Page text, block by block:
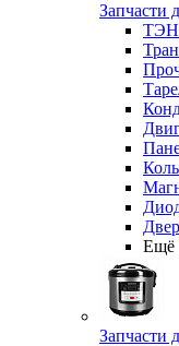
Запчасти
Ещё
Запчасти